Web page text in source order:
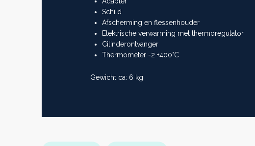
Schild
Afscherming en flessenhouder
Elektrische verwarming met thermoregulator
Cilinderontvanger
Thermometer -2 +400°C
Gewicht ca: 6 kg